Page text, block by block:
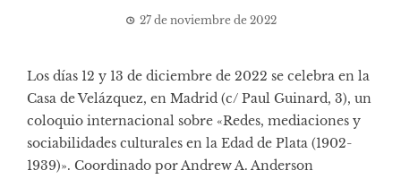
27 de noviembre de 2022
Los días 12 y 13 de diciembre de 2022 se celebra en la
Casa de Velázquez, en Madrid (c/ Paul Guinard, 3), un
coloquio internacional sobre «Redes, mediaciones y
sociabilidades culturales en la Edad de Plata (1902-
1939)». Coordinado por Andrew A. Anderson